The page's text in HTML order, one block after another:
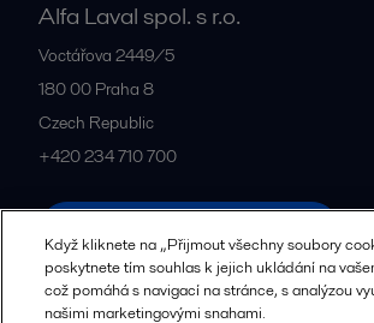
Alfa Laval spol. s r.o.
Voctářova 2449/5
180 00 Praha 8
Czech Republic
+420 234 710 700
Když kliknete na „Přijmout všechny soubory
poskytnete tím souhlas k jejich ukládání na
což pomáhá s navigací na stránce, s analýzou
našimi marketingovými snahami.